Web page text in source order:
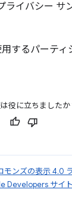
イバシー サ
するパーテ
役に立ちましたか
モンズの表示 4.0
Developers サイ